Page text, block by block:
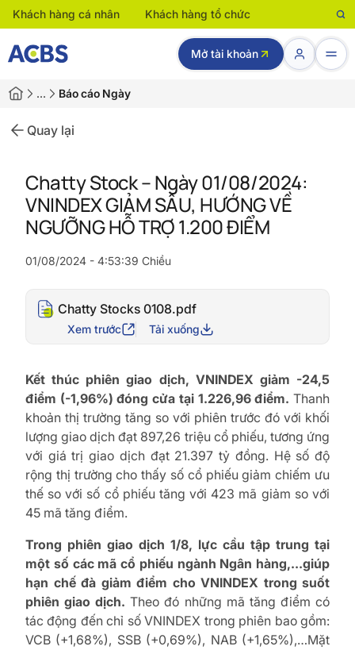
Khách hàng cá nhân Khách hàng tổ chức
Mở tài khoản
… Báo cáo Ngày
Quay lại
Chatty Stock – Ngày 01/08/2024:
VNINDEX GIẢM SÂU, HƯỚNG VỀ
NGƯỠNG HỖ TRỢ 1.200 ĐIỂM
01/08/2024 - 4:53:39 Chiều
Chatty Stocks 0108.pdf
Xem trước Tải xuống
Kết thúc phiên giao dịch, VNINDEX giảm -24,5
điểm (-1,96%) đóng cửa tại 1.226,96 điểm. Thanh
khoản thị trường tăng so với phiên trước đó với khối
lượng giao dịch đạt 897,26 triệu cổ phiếu, tương ứng
với giá trị giao dịch đạt 21.397 tỷ đồng. Hệ số độ
rộng thị trường cho thấy số cổ phiếu giảm chiếm ưu
thế so với số cổ phiếu tăng với 423 mã giảm so với
45 mã tăng điểm.
Trong phiên giao dịch 1/8, lực cầu tập trung tại
một số các mã cổ phiếu ngành Ngân hàng,…giúp
hạn chế đà giảm điểm cho VNINDEX trong suốt
phiên giao dịch. Theo đó những mã tăng điểm có
tác động đến chỉ số VNINDEX trong phiên bao gồm:
VCB (+1,68%), SSB (+0,69%), NAB (+1,65%),…Mặt